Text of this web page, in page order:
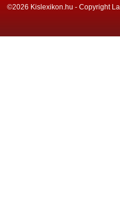
©2026 Kislexikon.hu - Copyright